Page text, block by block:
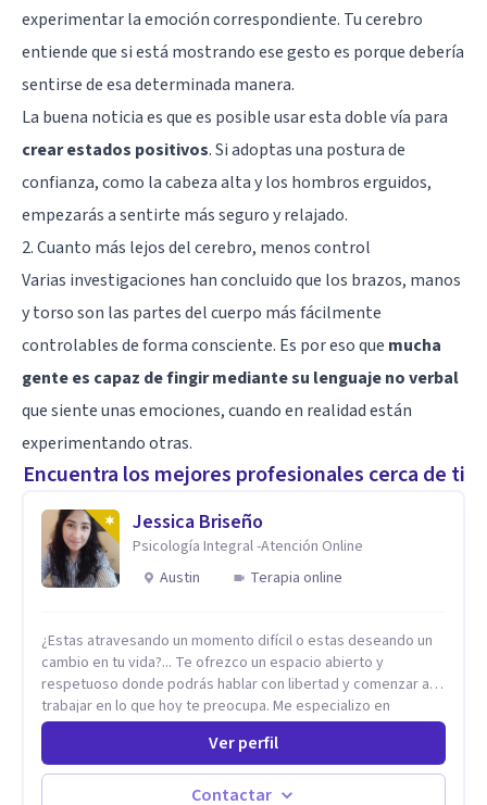
experimentar la emoción correspondiente. Tu cerebro
entiende que si está mostrando ese gesto es porque debería
sentirse de esa determinada manera.
La buena noticia es que es posible usar esta doble vía para
crear estados positivos. Si adoptas una postura de
confianza, como la cabeza alta y los hombros erguidos,
empezarás a sentirte más seguro y relajado.
2. Cuanto más lejos del cerebro, menos control
Varias investigaciones han concluido que los brazos, manos
y torso son las partes del cuerpo más fácilmente
controlables de forma consciente. Es por eso que mucha
gente es capaz de fingir mediante su lenguaje no verbal
que siente unas emociones, cuando en realidad están
experimentando otras.
Encuentra los mejores profesionales cerca de ti
Jessica Briseño
Psicología Integral -Atención Online
Austin
Terapia online
¿Estas atravesando un momento difícil o estas deseando un
cambio en tu vida?... Te ofrezco un espacio abierto y
respetuoso donde podrás hablar con libertad y comenzar a
trabajar en lo que hoy te preocupa. Me especializo en
Trastornos de Ansiedad y a lo largo de mi experiencia
profesional he acompañado a muchas Familias y Parejas con
distintas problemáticas como el manejo del estrés,
Autoestima, Gestión de la Ira, Depresión, Retos en la Crianza,
Ver perfil
Contactar